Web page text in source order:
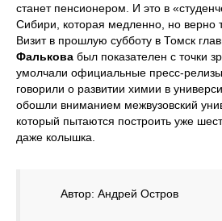
станет пенсионером. И это в
Сибири, которая медленно, но верно
Визит в прошлую субботу в Томск
Фалькова был показателен с точки
умолчали официальные пресс-
говорили о развитии химии в
обошли вниманием межвузовский
который пытаются построить уже
даже колышка.
Автор: Андрей Остров